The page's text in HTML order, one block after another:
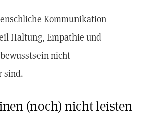
Kommunikation
Haltung, Empathie und
nicht
sind.
(noch) nicht leisten